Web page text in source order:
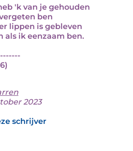
'k van je gehouden
ben
lippen is gebleven
als ik eenzaam ben.
2023
schrijver